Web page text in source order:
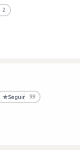
2
★Seguir 99